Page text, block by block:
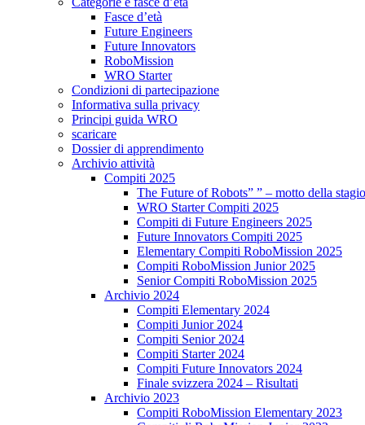
Fasce d’età
Future Engineers
Future Innovators
RoboMission
WRO Starter
Condizioni di partecipazione
Informativa sulla privacy
Principi guida WRO
scaricare
Dossier di apprendimento
Archivio attività
Compiti 2025
The Future of Robots” ” – motto della
WRO Starter Compiti 2025
Compiti di Future Engineers 2025
Future Innovators Compiti 2025
Elementary Compiti RoboMission 2025
Compiti RoboMission Junior 2025
Senior Compiti RoboMission 2025
Archivio 2024
Compiti Elementary 2024
Compiti Junior 2024
Compiti Senior 2024
Compiti Starter 2024
Compiti Future Innovators 2024
Finale svizzera 2024 – Risultati
Archivio 2023
Compiti RoboMission Elementary 2023